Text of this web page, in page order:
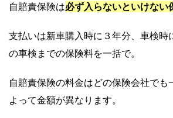
自賠責保険は必ず入らないといけない
支払いは新車購入時に３年分、車検時
の車検までの保険料を一括で。
自賠責保険の料金はどの保険会社でも
よって金額が異なります。